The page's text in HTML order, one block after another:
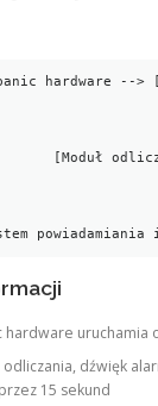
hardware -->
[System
hardware uruchamia
dźwięk
15 sekund